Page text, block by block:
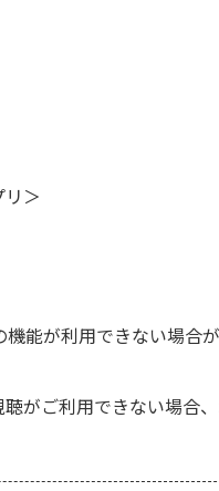
＞
能が利用できない場合が
がご利用できない場合